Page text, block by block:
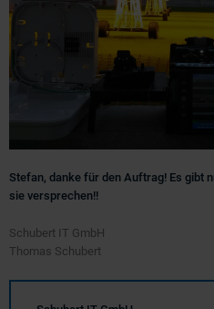
Stefan, danke für den Auftrag! Es gibt
sie versprechen!!
Schubert IT GmbH
Thomas Schubert